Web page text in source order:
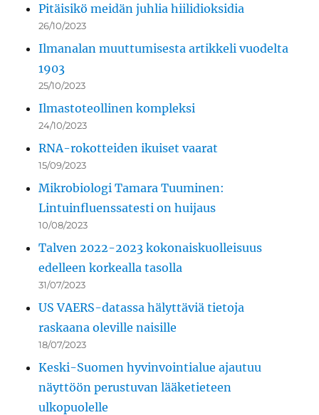
Pitäisikö meidän juhlia hiilidioksidia
26/10/2023
Ilmanalan muuttumisesta artikkeli vuodelta
1903
25/10/2023
Ilmastoteollinen kompleksi
24/10/2023
RNA-rokotteiden ikuiset vaarat
15/09/2023
Mikrobiologi Tamara Tuuminen:
Lintuinfluenssatesti on huijaus
10/08/2023
Talven 2022-2023 kokonaiskuolleisuus
edelleen korkealla tasolla
31/07/2023
US VAERS-datassa hälyttäviä tietoja
raskaana oleville naisille
18/07/2023
Keski-Suomen hyvinvointialue ajautuu
näyttöön perustuvan lääketieteen
ulkopuolelle